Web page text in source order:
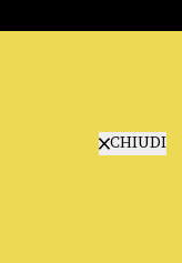
CHIUDI